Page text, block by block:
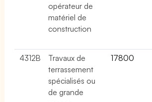
opérateur de
matériel de
construction
4312B
Travaux de
terrassement
spécialisés ou
de grande
17800